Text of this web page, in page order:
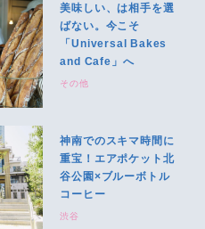
美味しい、は相手を選
ばない。今こそ
「Universal Bakes
and Cafe」へ
その他
神南でのスキマ時間に
重宝！エアポケット北
谷公園×ブルーボトル
コーヒー
渋谷